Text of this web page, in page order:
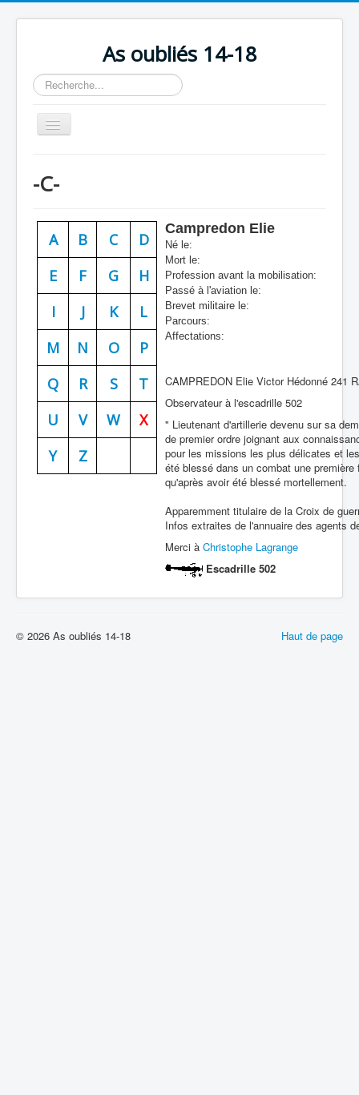
As oubliés 14-18
Rechercher
Basculer
la
Chronologie
Escadrilles
Organisation
Avions
Formation
Doctrines
Batailles
Cahiers des As
-C-
A B C
D
E
F G
H
I
J K
L
M
N O
P
Q
R S
T
U
V W
X
Y
Z
Campredon Elie
Né le:
Mort le:
Profession avant la mobilisation:
Passé à l'aviation le:
Brevet militaire le:
Parcours:
Affectations:
CAMPREDON Elie Victor Hédonné 241
Observateur à l'escadrille 502
" Lieutenant d'artillerie devenu sur sa
de premier ordre joignant aux
pour les missions les plus délicates et
été blessé dans un combat une
qu'après avoir été blessé mortellement.
Apparemment titulaire de la Croix de
Infos extraites de l'annuaire des agents
Merci à Christophe Lagrange
Escadrille 502
Haut de page
© 2026 As oubliés 14-18